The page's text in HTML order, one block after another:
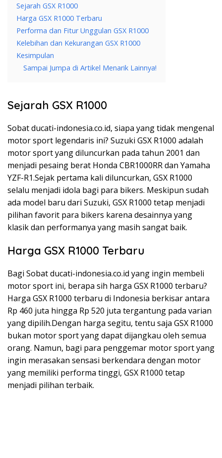
Sejarah GSX R1000
Harga GSX R1000 Terbaru
Performa dan Fitur Unggulan GSX R1000
Kelebihan dan Kekurangan GSX R1000
Kesimpulan
Sampai Jumpa di Artikel Menarik Lainnya!
Sejarah GSX R1000
Sobat ducati-indonesia.co.id, siapa yang tidak mengenal
motor sport legendaris ini? Suzuki GSX R1000 adalah
motor sport yang diluncurkan pada tahun 2001 dan
menjadi pesaing berat Honda CBR1000RR dan Yamaha
YZF-R1.Sejak pertama kali diluncurkan, GSX R1000
selalu menjadi idola bagi para bikers. Meskipun sudah
ada model baru dari Suzuki, GSX R1000 tetap menjadi
pilihan favorit para bikers karena desainnya yang
klasik dan performanya yang masih sangat baik.
Harga GSX R1000 Terbaru
Bagi Sobat ducati-indonesia.co.id yang ingin membeli
motor sport ini, berapa sih harga GSX R1000 terbaru?
Harga GSX R1000 terbaru di Indonesia berkisar antara
Rp 460 juta hingga Rp 520 juta tergantung pada varian
yang dipilih.Dengan harga segitu, tentu saja GSX R1000
bukan motor sport yang dapat dijangkau oleh semua
orang. Namun, bagi para penggemar motor sport yang
ingin merasakan sensasi berkendara dengan motor
yang memiliki performa tinggi, GSX R1000 tetap
menjadi pilihan terbaik.